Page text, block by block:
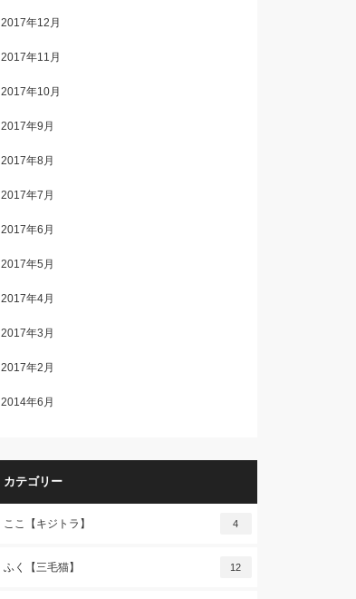
2017年12月
2017年11月
2017年10月
2017年9月
2017年8月
2017年7月
2017年6月
2017年5月
2017年4月
2017年3月
2017年2月
2014年6月
カテゴリー
ここ【キジトラ】 4
ふく【三毛猫】 12